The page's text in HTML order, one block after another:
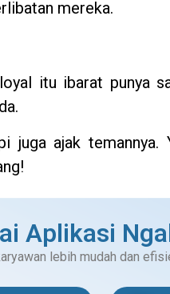
mereka.
itu ibarat punya
juga ajak
Aplikasi
lebih mudah dan